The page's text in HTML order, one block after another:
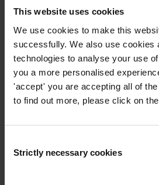
This website uses cookies
We use cookies to make this
successfully. We also use cookies
technologies to analyse your use
you a more personalised
'accept' you are accepting all of
to find out more, please click on
Selection
Strictly necessary cookies
For any press enquiries please contact
Jaime López, Área de Transparencia de
T: +503 2209-5322
E:jaime.lopez@funde.org